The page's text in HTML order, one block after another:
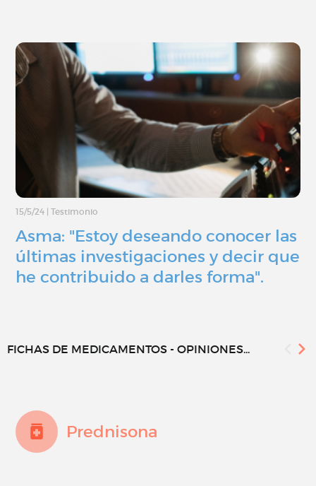
15/5/24 Testimonio
Asma: "Estoy deseando conocer las
últimas investigaciones y decir que
he contribuido a darles forma".
FICHAS DE MEDICAMENTOS - OPINIONES...
Prednisona